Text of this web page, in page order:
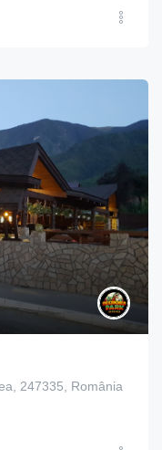
247335, România